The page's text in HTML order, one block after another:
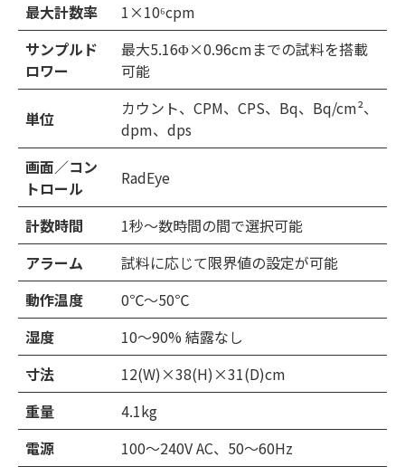
最大計数率
1×10⁶cpm
サンプルド
ロワー
最大5.16Φ×0.96cmまでの試料を搭載
可能
単位
カウント、CPM、CPS、Bq、Bq/cm²、
dpm、dps
画面／コン
トロール
RadEye
計数時間
1秒〜数時間の間で選択可能
アラーム
試料に応じて限界値の設定が可能
動作温度
0℃〜50℃
湿度
10〜90% 結露なし
寸法
12(W)×38(H)×31(D)cm
重量
4.1kg
電源
100〜240V AC、50〜60Hz